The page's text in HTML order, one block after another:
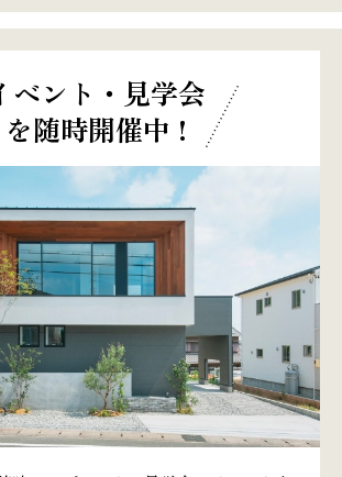
ベント・見学会
を随時開催中 !